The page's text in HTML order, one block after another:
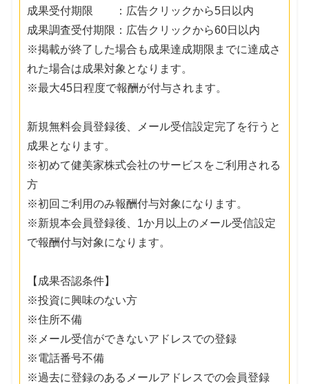
成果受付期限 ：広告クリックから5日以内
成果調査受付期限：広告クリックから60日以内
※掲載が終了した場合も成果達成期限までに達成さ
れた場合は成果対象となります。
※最大45日程度で報酬が付与されます。
新規無料会員登録後、メール受信設定完了を行うと
成果となります。
※初めて健美家株式会社のサービスをご利用される
方
※初回ご利用のみ報酬付与対象になります。
※新規本会員登録後、1か月以上のメール受信設定
で報酬付与対象になります。
【成果否認条件】
※投資に興味のない方
※住所不備
※メール受信ができないアドレスでの登録
※電話番号不備
※過去に登録のあるメールアドレスでの会員登録